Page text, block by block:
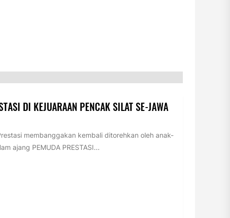
DI KEJUARAAN PENCAK SILAT SE-JAWA
membanggakan kembali ditorehkan oleh anak-
ajang PEMUDA PRESTASI...